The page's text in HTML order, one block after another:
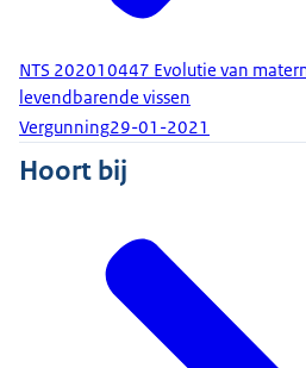
NTS 202010447 Evolutie van
levendbarende vissen
Vergunning29-01-2021
Hoort bij